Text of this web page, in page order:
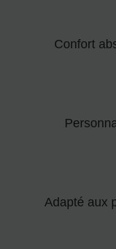
Confort
Adapté aux